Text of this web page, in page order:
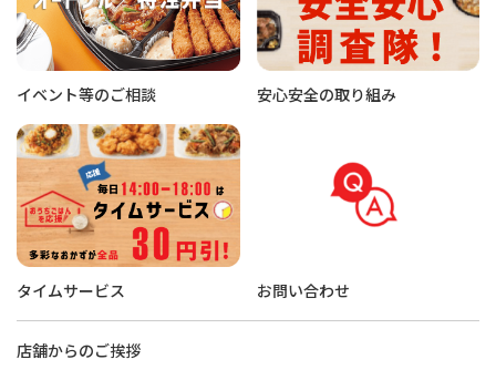
イベント等のご相談 安心安全の取り組み
タイムサービス お問い合わせ
店舗からのご挨拶